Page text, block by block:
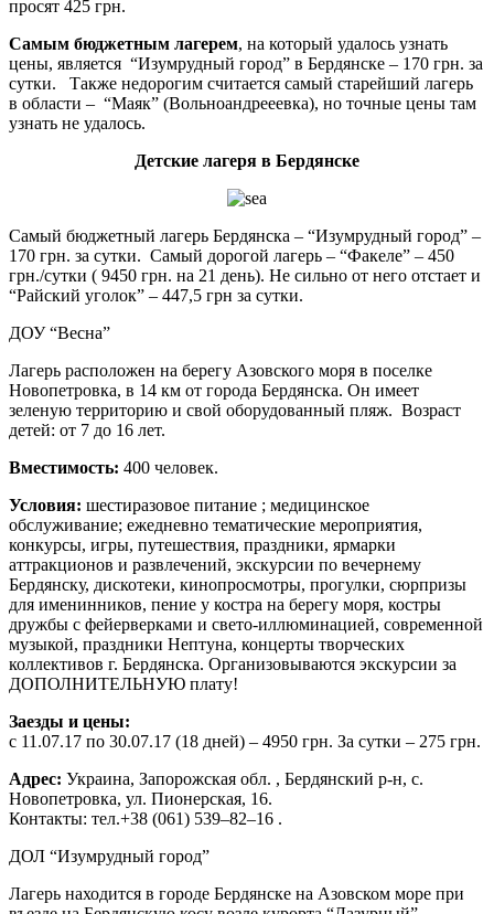
просят 425 грн.
Самым бюджетным лагерем, на который удалось узнать
цены, является “Изумрудный город” в Бердянске – 170 грн. за
сутки. Также недорогим считается самый старейший лагерь
в области – “Маяк” (Вольноандрееевка), но точные цены там
узнать не удалось.
Детские лагеря в Бердянске
Самый бюджетный лагерь Бердянска – “Изумрудный город” –
170 грн. за сутки. Самый дорогой лагерь – “Факеле” – 450
грн./сутки ( 9450 грн. на 21 день). Не сильно от него отстает и
“Райский уголок” – 447,5 грн за сутки.
ДОУ “Весна”
Лагерь расположен на берегу Азовского моря в поселке
Новопетровка, в 14 км от города Бердянска. Он имеет
зеленую территорию и свой оборудованный пляж. Возраст
детей: от 7 до 16 лет.
Вместимость: 400 человек.
Условия: шестиразовое питание ; медицинское
обслуживание; ежедневно тематические мероприятия,
конкурсы, игры, путешествия, праздники, ярмарки
аттракционов и развлечений, экскурсии по вечернему
Бердянску, дискотеки, кинопросмотры, прогулки, сюрпризы
для именинников, пение у костра на берегу моря, костры
дружбы с фейерверками и свето-иллюминацией, современной
музыкой, праздники Нептуна, концерты творческих
коллективов г. Бердянска. Организовываются экскурсии за
ДОПОЛНИТЕЛЬНУЮ плату!
Заезды и цены:
с 11.07.17 по 30.07.17 (18 дней) – 4950 грн. За сутки – 275 грн.
Адрес: Украина, Запорожская обл. , Бердянский р-н, с.
Новопетровка, ул. Пионерская, 16.
Контакты: тел.+38 (061) 539–82–16 .
ДОЛ “Изумрудный город”
Лагерь находится в городе Бердянске на Азовском море при